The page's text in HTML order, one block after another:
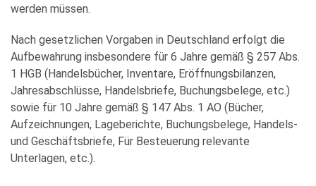
werden müssen.
Nach gesetzlichen Vorgaben in Deutschland erfolgt die
Aufbewahrung insbesondere für 6 Jahre gemäß § 257 Abs.
1 HGB (Handelsbücher, Inventare, Eröffnungsbilanzen,
Jahresabschlüsse, Handelsbriefe, Buchungsbelege, etc.)
sowie für 10 Jahre gemäß § 147 Abs. 1 AO (Bücher,
Aufzeichnungen, Lageberichte, Buchungsbelege, Handels-
und Geschäftsbriefe, Für Besteuerung relevante
Unterlagen, etc.).